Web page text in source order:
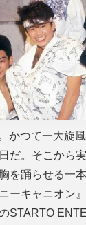
かつて一大旋
だ。そこから
を踊らせる一
ーキャニオン
STARTO